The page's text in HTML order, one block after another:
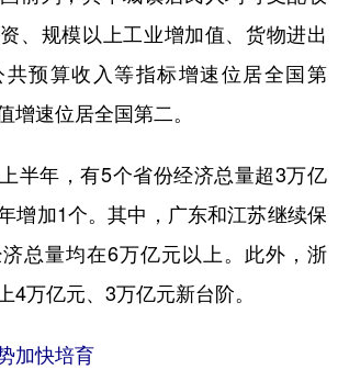
Português
、规模以上工业增加值、货物进出
共预算收入等指标增速位居全国第
增速位居全国第二。
年，有5个省份经济总量超3万亿
增加1个。其中，广东和江苏继续保
总量均在6万亿元以上。此外，浙
4万亿元、3万亿元新台阶。
加快培育